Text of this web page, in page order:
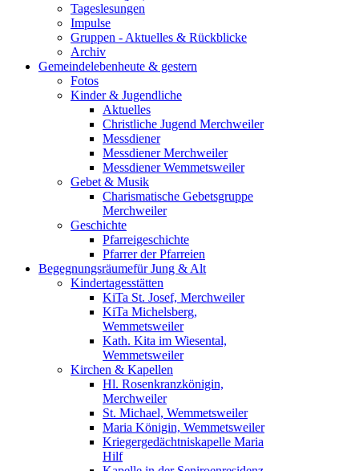
Tageslesungen
Impulse
Gruppen - Aktuelles & Rückblicke
Archiv
Gemeindelebenheute & gestern
Fotos
Kinder & Jugendliche
Aktuelles
Christliche Jugend Merchweiler
Messdiener
Messdiener Merchweiler
Messdiener Wemmetsweiler
Gebet & Musik
Charismatische Gebetsgruppe
Merchweiler
Geschichte
Pfarreigeschichte
Pfarrer der Pfarreien
Begegnungsräumefür Jung & Alt
Kindertagesstätten
KiTa St. Josef, Merchweiler
KiTa Michelsberg,
Wemmetsweiler
Kath. Kita im Wiesental,
Wemmetsweiler
Kirchen & Kapellen
Hl. Rosenkranzkönigin,
Merchweiler
St. Michael, Wemmetsweiler
Maria Königin, Wemmetsweiler
Kriegergedächtniskapelle Maria
Hilf